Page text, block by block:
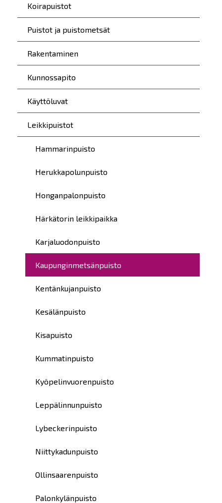
Koirapuistot
Puistot ja puistometsät
Rakentaminen
Kunnossapito
Käyttöluvat
Leikkipuistot
Hammarinpuisto
Herukkapolunpuisto
Honganpalonpuisto
Härkätorin leikkipaikka
Karjaluodonpuisto
Kaupunginmetsänpuisto
Kentänkujanpuisto
Kesälänpuisto
Kisapuisto
Kummatinpuisto
Kyöpelinvuorenpuisto
Leppälinnunpuisto
Lybeckerinpuisto
Niittykadunpuisto
Ollinsaarenpuisto
Palonkylänpuisto